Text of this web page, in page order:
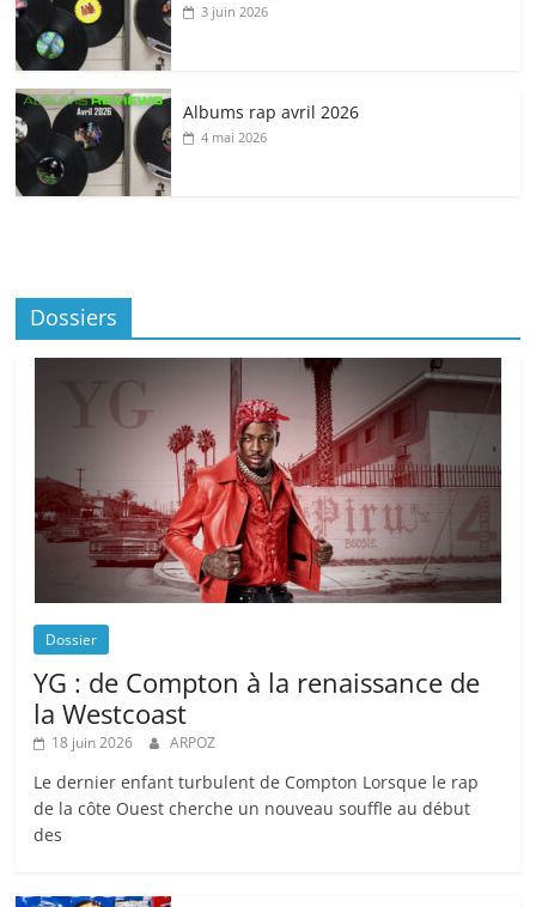
3 juin 2026
Albums rap avril 2026
4 mai 2026
Dossiers
Dossier
YG : de Compton à la renaissance de
la Westcoast
18 juin 2026 ARPOZ
Le dernier enfant turbulent de Compton Lorsque le rap
de la côte Ouest cherche un nouveau souffle au début
des